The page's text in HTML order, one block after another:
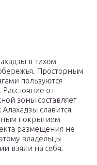
в тихом
Просторным
пользуются
от
зоны составляет
славится
покрытием
размещения не
владельцы
взяли на себя.